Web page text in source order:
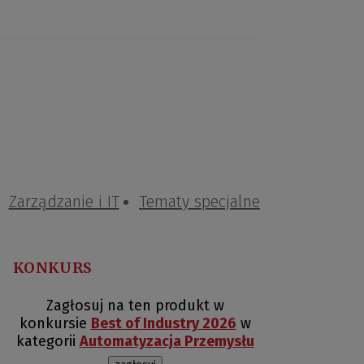
Zarządzanie i IT Tematy specjalne
KONKURS
Zagłosuj na ten produkt w
konkursie Best of Industry 2026 w
kategorii Automatyzacja Przemysłu